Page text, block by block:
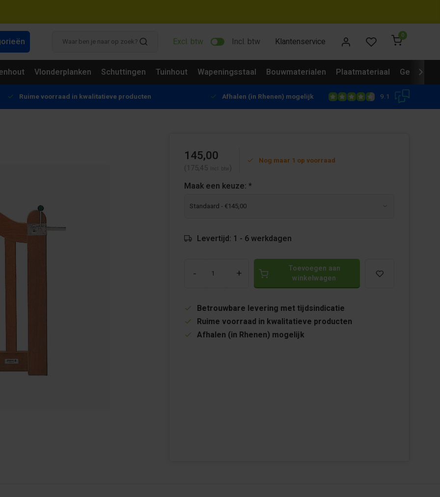
Excl. btw Incl. btw Klantenservice
0
Vlonderplanken Schuttingen Tuinhout Wapeningsstaal Bouwmaterialen Plaatmateriaal
Ruime voorraad in kwalitatieve producten Afhalen (in Rhenen) mogelijk 9.1
145,00
(175,45 Incl. btw )
Nog maar 1 op voorraad
Maak een keuze: *
Levertijd: 1 - 6 werkdagen
- +
Toevoegen aan
winkelwagen
Betrouwbare levering met tijdsindicatie
Ruime voorraad in kwalitatieve producten
Afhalen (in Rhenen) mogelijk